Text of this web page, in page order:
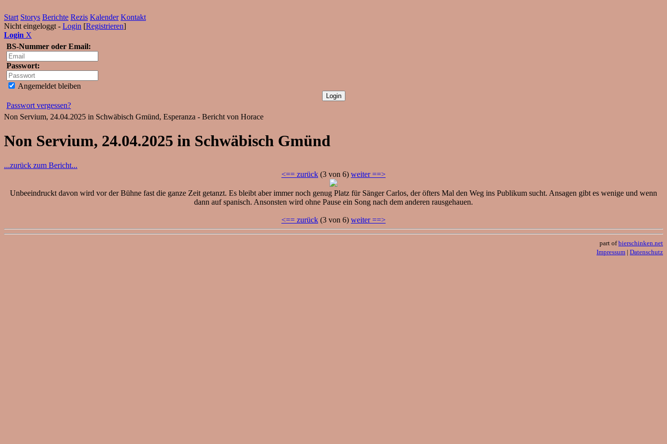
Start Storys Berichte Rezis Kalender Kontakt
Nicht eingeloggt - Login [Registrieren]
Login X
BS-Nummer oder Email:
Passwort:
Angemeldet bleiben
Passwort vergessen?
Non Servium, 24.04.2025 in Schwäbisch Gmünd, Esperanza - Bericht von Horace
Non Servium, 24.04.2025 in Schwäbisch Gmünd
...zurück zum Bericht...
<== zurück (3 von 6) weiter ==>
Unbeeindruckt davon wird vor der Bühne fast die ganze Zeit getanzt. Es bleibt aber immer noch genug Platz für Sänger Carlos, der öfters Mal den Weg ins Publikum sucht. Ansagen gibt es wenige und wenn
dann auf spanisch. Ansonsten wird ohne Pause ein Song nach dem anderen rausgehauen.
<== zurück (3 von 6) weiter ==>
part ofbierschinken.net
Impressum | Datenschutz